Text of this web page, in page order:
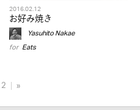
2016.02.12
お好み焼き
Yasuhito Nakae
for Eats
2 »